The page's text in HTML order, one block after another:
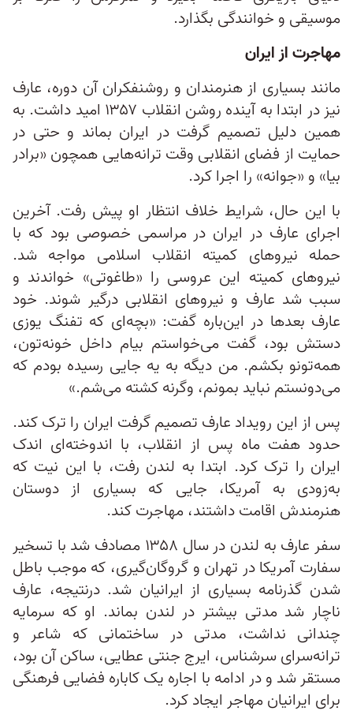
موسیقی و خوانندگی بگذارد.
مهاجرت از ایران
مانند بسیاری از هنرمندان و روشنفکران آن دوره، عارف
نیز در ابتدا به آینده روشن انقلاب ۱۳۵۷ امید داشت. به
همین دلیل تصمیم گرفت در ایران بماند و حتی در
حمایت از فضای انقلابی وقت ترانه‌هایی همچون «برادر
بیا» و «جوانه» را اجرا کرد.
با این حال، شرایط خلاف انتظار او پیش رفت. آخرین
اجرای عارف در ایران در مراسمی خصوصی بود که با
حمله‌ نیروهای کمیته انقلاب اسلامی مواجه شد.
نیروهای کمیته این عروسی را «طاغوتی» خواندند و
سبب شد عارف و نیروهای انقلابی درگیر شوند. خود
عارف بعدها در این‌باره گفت: «بچه‌ای که تفنگ یوزی
دستش بود، گفت می‌خواستم بیام داخل خونه‌تون،
همه‌تونو بکشم. من دیگه به یه جایی رسیده بودم که
می‌دونستم نباید بمونم، وگرنه کشته می‌شم.»
پس از این رویداد عارف تصمیم گرفت ایران را ترک کند.
حدود هفت ماه پس از انقلاب، با اندوخته‌ای اندک
ایران را ترک کرد. ابتدا به لندن رفت، با این نیت که
به‌زودی به آمریکا، جایی که بسیاری از دوستان
هنرمندش اقامت داشتند، مهاجرت کند.
سفر عارف به لندن در سال ۱۳۵۸ مصادف شد با تسخیر
سفارت آمریکا در تهران و گروگان‌گیری، که موجب باطل
شدن گذرنامه بسیاری از ایرانیان شد. درنتیجه، عارف
ناچار شد مدتی بیشتر در لندن بماند. او که سرمایه
چندانی نداشت، مدتی در ساختمانی که شاعر و
ترانه‌سرای سرشناس، ایرج جنتی عطایی، ساکن آن بود،
مستقر شد و در ادامه با اجاره‌ یک کاباره فضایی فرهنگی
برای ایرانیان مهاجر ایجاد کرد.